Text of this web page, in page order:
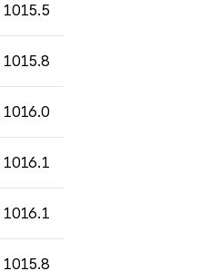
1015.5
1015.8
1016.0
1016.1
1016.1
1015.8